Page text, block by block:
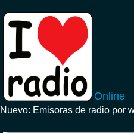
Online
Nuevo: Emisoras de radio por